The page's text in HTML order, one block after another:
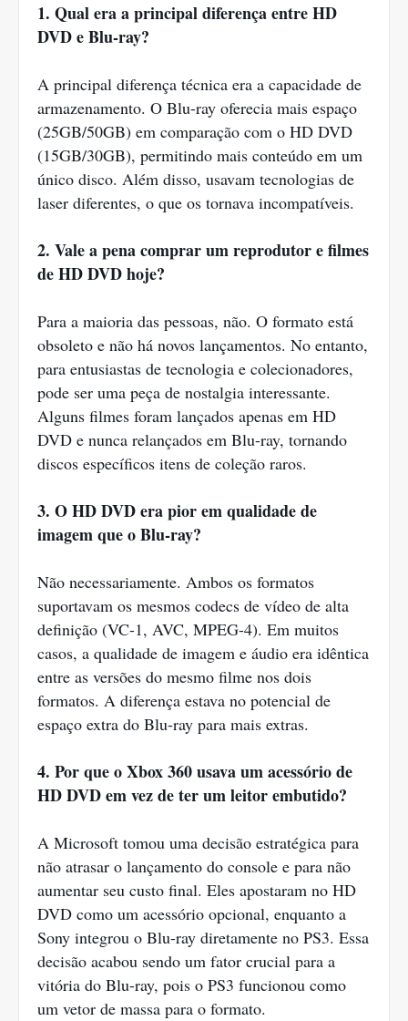
1. Qual era a principal diferença entre HD
DVD e Blu-ray?
A principal diferença técnica era a capacidade de
armazenamento. O Blu-ray oferecia mais espaço
(25GB/50GB) em comparação com o HD DVD
(15GB/30GB), permitindo mais conteúdo em um
único disco. Além disso, usavam tecnologias de
laser diferentes, o que os tornava incompatíveis.
2. Vale a pena comprar um reprodutor e filmes
de HD DVD hoje?
Para a maioria das pessoas, não. O formato está
obsoleto e não há novos lançamentos. No entanto,
para entusiastas de tecnologia e colecionadores,
pode ser uma peça de nostalgia interessante.
Alguns filmes foram lançados apenas em HD
DVD e nunca relançados em Blu-ray, tornando
discos específicos itens de coleção raros.
3. O HD DVD era pior em qualidade de
imagem que o Blu-ray?
Não necessariamente. Ambos os formatos
suportavam os mesmos codecs de vídeo de alta
definição (VC-1, AVC, MPEG-4). Em muitos
casos, a qualidade de imagem e áudio era idêntica
entre as versões do mesmo filme nos dois
formatos. A diferença estava no potencial de
espaço extra do Blu-ray para mais extras.
4. Por que o Xbox 360 usava um acessório de
HD DVD em vez de ter um leitor embutido?
A Microsoft tomou uma decisão estratégica para
não atrasar o lançamento do console e para não
aumentar seu custo final. Eles apostaram no HD
DVD como um acessório opcional, enquanto a
Sony integrou o Blu-ray diretamente no PS3. Essa
decisão acabou sendo um fator crucial para a
vitória do Blu-ray, pois o PS3 funcionou como
um vetor de massa para o formato.